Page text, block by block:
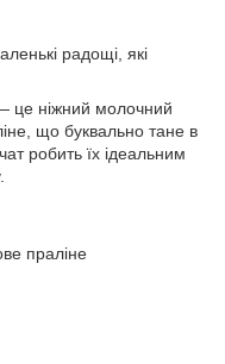
радощі, які
це ніжний молочний
що буквально тане в
робить їх ідеальним
праліне